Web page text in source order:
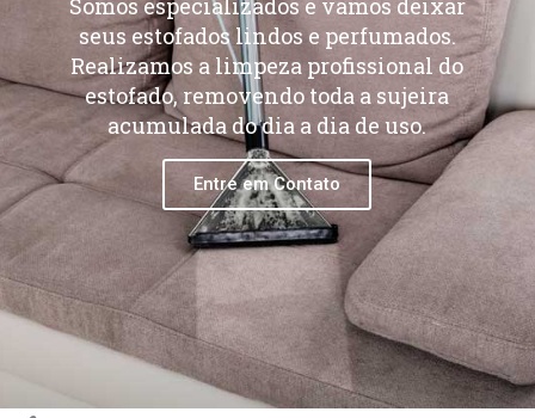
seus estofados lindos e perfumados.
Realizamos a limpeza profissional do
estofado, removendo toda a sujeira
acumulada do dia a dia de uso.
Entre em Contato